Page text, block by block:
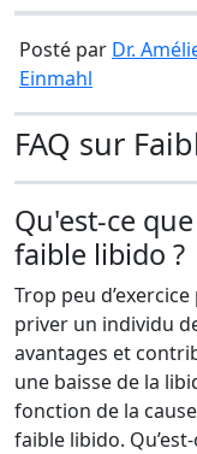
Posté par Dr.
Einmahl
FAQ sur
Qu'est-ce
faible libido ?
Trop peu
priver un individu
avantages et
une baisse de la
fonction de la
faible libido.